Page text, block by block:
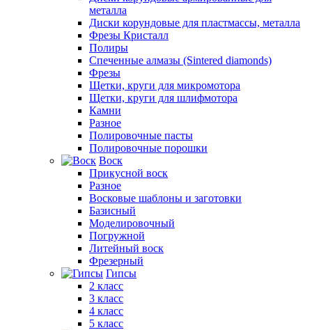
металла
Диски корундовые для пластмассы, металла
Фрезы Кристалл
Полиры
Спеченные алмазы (Sintered diamonds)
Фрезы
Щетки, круги для микромотора
Щетки, круги для шлифмотора
Камни
Разное
Полировочные пасты
Полировочные порошки
Воск
Прикусной воск
Разное
Восковые шаблоны и заготовки
Базисный
Моделировочный
Погружной
Литейный воск
Фрезерный
Гипсы
2 класс
3 класс
4 класс
5 класс